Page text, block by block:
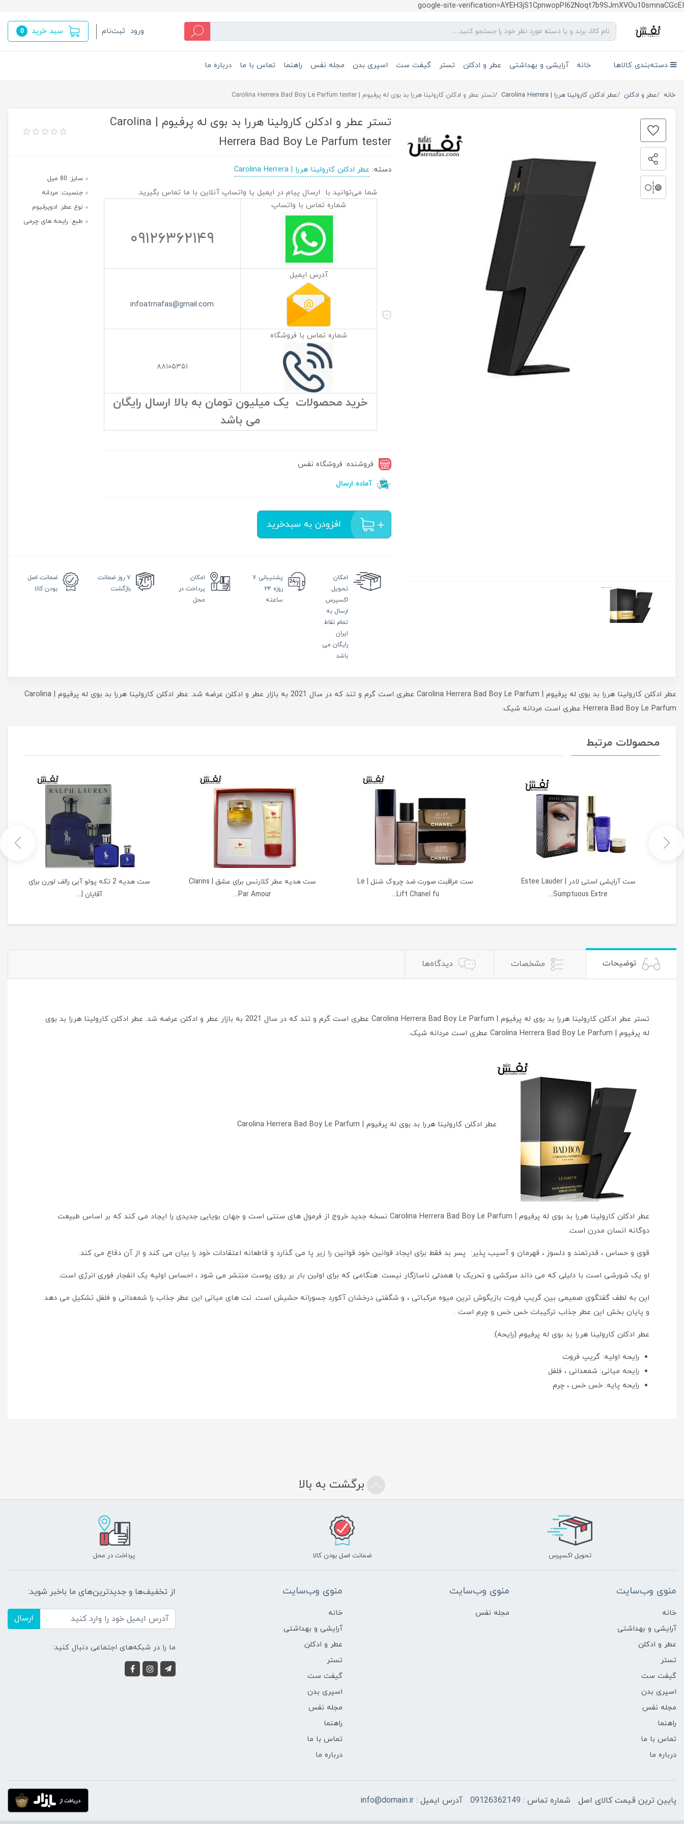
google-site-verification=AYEH3jS1CpnwopPI62Noqt7b9SJmXVOu10smnaCGcEI
ورود ثبت‌نام سبد خرید 0
دسته‌بندی کالاها خانه آرایشی و بهداشتی عطر و ادکلن تستر گیفت ست اسپری بدن مجله نفس راهنما تماس با ما درباره ما
خانه عطر و ادکلن عطر ادکلن کارولینا هررا | Carolina Herrera تستر عطر و ادکلن کارولینا هررا بد بوی له پرفیوم | Carolina Herrera Bad Boy Le Parfum tester
تستر عطر و ادکلن کارولینا هررا بد بوی له پرفیوم | Carolina
Herrera Bad Boy Le Parfum tester
دسته: عطر ادکلن کارولینا هررا | Carolina Herrera
شما می‌توانید با ارسال پیام در ایمیل یا واتساپ آنلاین با ما تماس بگیرید.
شماره تماس با واتساپ
۰۹۱۲۶۳۶۲۱۴۹
آدرس ایمیل
infoatrnafas@gmail.com
شماره تماس با فروشگاه
۸۸۱۰۵۳۵۱
خرید محصولات یک میلیون تومان به بالا ارسال رایگان
می باشد
فروشنده: فروشگاه نفس
آماده ارسال
افزودن به سبدخرید
سایز: 80 میل
جنسیت: مردانه
نوع عطر: ادوپرفیوم
طبع: رایحه های چرمی
امکان
تحویل
اکسپرس
ارسال به
تمام نقاط
ایران
رایگان می
باشد
پشتیبانی ۷
روزه ۲۴
ساعته
امکان
پرداخت در
محل
۷ روز
ضمانت
بازگشت
ضمانت اصل
بودن کالا
عطر ادکلن کارولینا هررا بد بوی له پرفیوم | Carolina Herrera Bad Boy Le Parfum عطری است گرم و تند که در سال 2021 به بازار عطر و ادکلن عرضه شد. عطر ادکلن کارولینا هررا بد بوی له پرفیوم | Carolina
Herrera Bad Boy Le Parfum عطری است مردانه شیک.
محصولات مرتبط
ست آرایشی استی لادر | Estee Lauder
Sumptuous Extre...
ست مراقبت صورت ضد چروک شنل | Le
Lift Chanel fu...
ست هدیه عطر کلارنس برای عشق | Clarins
Par Amour...
ست هدیه 2 تکه پولو آبی رالف لورن برای
آقایان |...
توضیحات مشخصات دیدگاه‌ها
تستر عطر ادکلن کارولینا هررا بد بوی له پرفیوم | Carolina Herrera Bad Boy Le Parfum عطری است گرم و تند که در سال 2021 به بازار عطر و ادکلن عرضه شد. عطر ادکلن کارولینا هررا بد بوی
له پرفیوم | Carolina Herrera Bad Boy Le Parfum عطری است مردانه شیک.
عطر ادکلن کارولینا هررا بد بوی له پرفیوم | Carolina Herrera Bad Boy Le Parfum
عطر ادکلن کارولینا هررا بد بوی له پرفیوم | Carolina Herrera Bad Boy Le Parfum نسخه جدید خروج از فرمول های سنتی است و جهان بویایی جدیدی را ایجاد می کند که بر اساس طبیعت
دوگانه انسان مدرن است.
قوی و حساس ، قدرتمند و دلسوز ، قهرمان و آسیب پذیر: پسر بد فقط برای ایجاد قوانین خود قوانین را زیر پا می گذارد و قاطعانه اعتقادات خود را بیان می کند و از آن دفاع می کند.
او یک شورشی است با دلیلی که می داند سرکشی و تحریک با همدلی ناسازگار نیست. هنگامی که برای اولین بار بر روی پوست منتشر می شود ، احساس اولیه یک انفجار فوری انرژی است.
این به لطف گفتگوی صمیمی بین گریپ فروت بازیگوش ترین میوه مرکباتی ، و شگفتی درخشان آکورد جسورانه حشیش است. نت های میانی این عطر جذاب را شمعدانی و فلفل تشکیل می دهد
و پایان بخش این عطر جذاب ترکیبات خس خس و چرم است .
عطر ادکلن کارولینا هررا بد بوی له پرفیوم (رایحه):
رایحه اولیه: گریپ فروت
رایحه میانی: شمعدانی ، فلفل
رایحه پایه: خس خس ، چرم
برگشت به بالا
تحویل اکسپرس ضمانت اصل بودن کالا پرداخت در محل
منوی وب‌سایت
خانه
آرایشی و بهداشتی
عطر و ادکلن
تستر
گیفت ست
اسپری بدن
مجله نفس
راهنما
تماس با ما
درباره ما
منوی وب‌سایت
مجله نفس
منوی وب‌سایت
خانه
آرایشی و بهداشتی
عطر و ادکلن
تستر
گیفت ست
اسپری بدن
مجله نفس
راهنما
تماس با ما
درباره ما
از تخفیف‌ها و جدیدترین‌های ما باخبر شوید:
ارسال
ما را در شبکه‌های اجتماعی دنبال کنید:
پایین ترین قیمت کالای اصل شماره تماس : 09126362149 آدرس ایمیل : info@domain.ir